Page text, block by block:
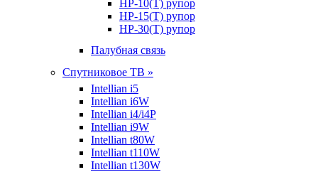
HP-10(T) рупор
HP-15(T) рупор
HP-30(T) рупор
Палубная связь
Спутниковое ТВ »
Intellian i5
Intellian i6W
Intellian i4/i4P
Intellian i9W
Intellian t80W
Intellian t110W
Intellian t130W